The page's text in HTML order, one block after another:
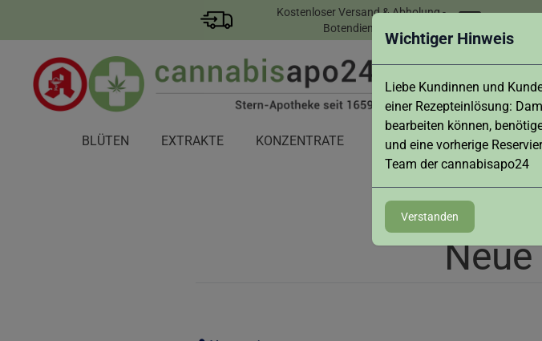
Wichtiger Hinweis
Liebe Kundinnen und
einer Rezepteinlösung:
bearbeiten können,
und eine vorherige
Team der cannabisapo24
Verstanden
Kostenloser Versand & Abholung -
Botendienst in Augsburg
BLÜTEN EXTRAKTE KONZENTRATE ZUBEHÖR LIVE-